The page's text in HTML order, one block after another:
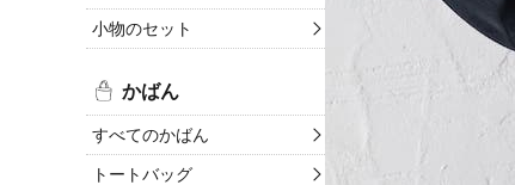
小物のセット
かばん
すべてのかばん
トートバッグ